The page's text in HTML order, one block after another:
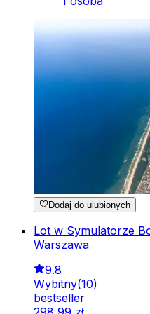
Dodaj do ulubionych
Lot w Symulatorze
Warszawa
9.8
Wybitny(10)
bestseller